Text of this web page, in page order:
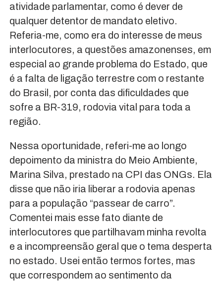
atividade parlamentar, como é dever de
qualquer detentor de mandato eletivo.
Referia-me, como era do interesse de meus
interlocutores, a questões amazonenses, em
especial ao grande problema do Estado, que
é a falta de ligação terrestre com o restante
do Brasil, por conta das dificuldades que
sofre a BR-319, rodovia vital para toda a
região.
Nessa oportunidade, referi-me ao longo
depoimento da ministra do Meio Ambiente,
Marina Silva, prestado na CPI das ONGs. Ela
disse que não iria liberar a rodovia apenas
para a população “passear de carro”.
Comentei mais esse fato diante de
interlocutores que partilhavam minha revolta
e a incompreensão geral que o tema desperta
no estado. Usei então termos fortes, mas
que correspondem ao sentimento da